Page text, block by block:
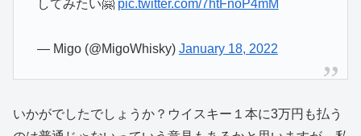
してみたい🤗 pic.twitter.com/7htFnoP4mM
— Migo (@MigoWhisky) January 18, 2022
いかがでしたでしょうか？ウイスキー１本に3万円も払う